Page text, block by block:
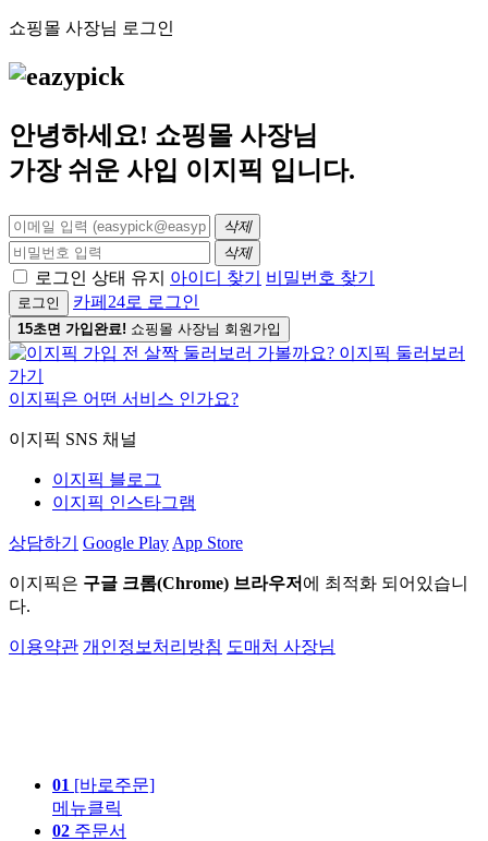
쇼핑몰 사장님 로그인
안녕하세요! 쇼핑몰 사장님
가장 쉬운 사입 이지픽 입니다.
삭제
삭제
로그인 상태 유지 아이디 찾기 비밀번호 찾기
로그인 카페24로 로그인
15초면 가입완료! 쇼핑몰 사장님 회원가입
이지픽은 어떤 서비스 인가요?
이지픽 SNS 채널
이지픽 블로그
이지픽 인스타그램
상담하기 Google Play App Store
이지픽은 구글 크롬(Chrome) 브라우저 에 최적화 되어있습니
다.
이용약관 개인정보처리방침 도매처 사장님
01 [바로주문]
메뉴클릭
02 주문서